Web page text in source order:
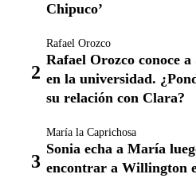
Chipuco’
Rafael Orozco
Rafael Orozco conoce
en la universidad.
su relación con Clara?
María la Caprichosa
Sonia echa a María
encontrar a Willington